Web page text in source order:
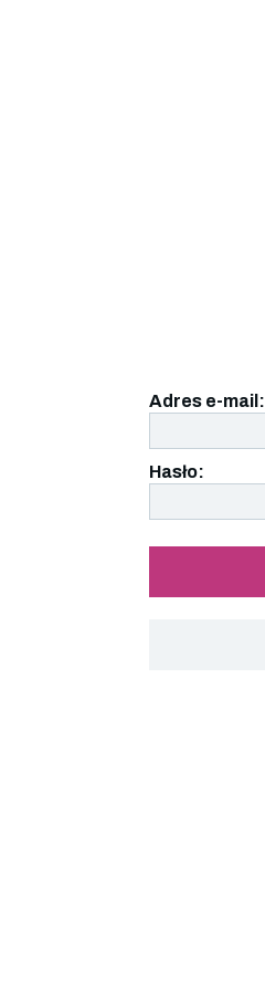
Adres e-mail:
Hasło: